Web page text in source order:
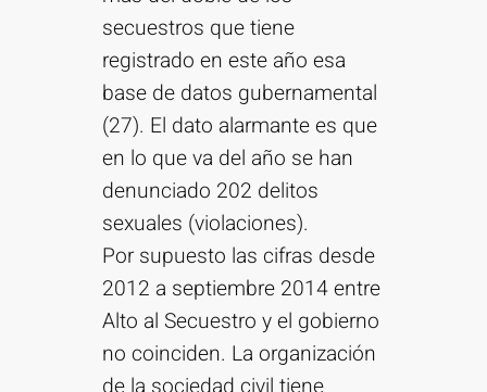
secuestros que tiene
registrado en este año esa
base de datos gubernamental
(27). El dato alarmante es que
en lo que va del año se han
denunciado 202 delitos
sexuales (violaciones).
Por supuesto las cifras desde
2012 a septiembre 2014 entre
Alto al Secuestro y el gobierno
no coinciden. La organización